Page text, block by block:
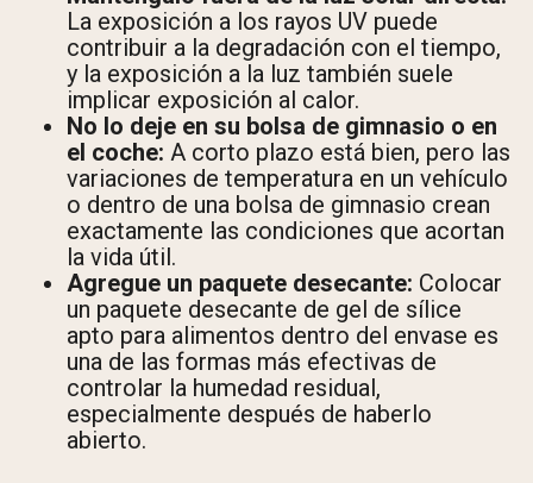
La exposición a los rayos UV puede
contribuir a la degradación con el tiempo,
y la exposición a la luz también suele
implicar exposición al calor.
No lo deje en su bolsa de gimnasio o en
el coche: A corto plazo está bien, pero las
variaciones de temperatura en un vehículo
o dentro de una bolsa de gimnasio crean
exactamente las condiciones que acortan
la vida útil.
Agregue un paquete desecante: Colocar
un paquete desecante de gel de sílice
apto para alimentos dentro del envase es
una de las formas más efectivas de
controlar la humedad residual,
especialmente después de haberlo
abierto.